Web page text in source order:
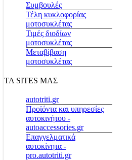
Συμβουλές
Τέλη κυκλοφορίας
μοτοσυκλέτας
Τιμές διοδίων
μοτοσυκλέτας
Μεταβίβαση
μοτοσυκλέτας
ΤΑ SITES ΜΑΣ
autotriti.gr
Προϊόντα και υπηρεσίες
αυτοκινήτου -
autoaccessories.gr
Επαγγελματικά
αυτοκίνητα -
pro.autotriti.gr